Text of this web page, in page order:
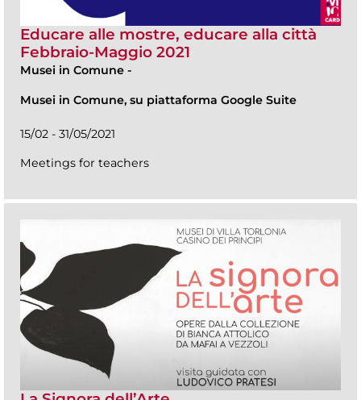
Educare alle mostre, educare alla città
Febbraio-Maggio 2021
Musei in Comune -
Musei in Comune, su piattaforma Google Suite
15/02 - 31/05/2021
Meetings for teachers